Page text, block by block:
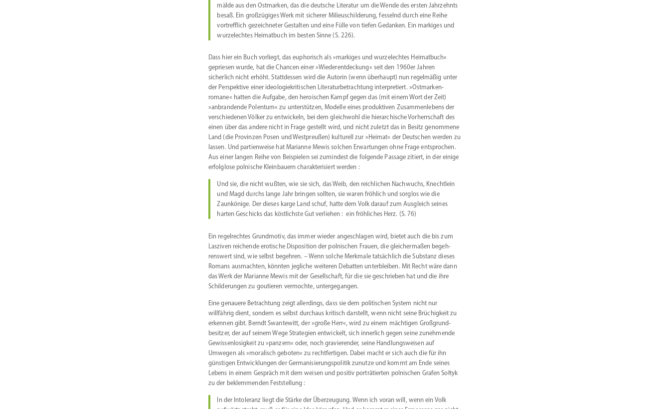
mälde aus den Ostmarken, das die deutsche Literatur um die Wende des ersten Jahrzehnts
besaß. Ein großzü­giges Werk mit sicherer Milieu­schil­derung, fesselnd durch eine Reihe
vortrefflich gezeich­neter Gestalten und eine Fülle von tiefen Gedanken. Ein markiges und
wurzel­echtes Heimatbuch im besten Sinne (S. 226).
Dass hier ein Buch vorliegt, das eupho­risch als »markiges und wurzel­echtes Heimatbuch«
gepriesen wurde, hat die Chancen einer »Wieder­ent­de­ckung« seit den 1960er Jahren
sicherlich nicht erhöht. Statt­dessen wird die Autorin (wenn überhaupt) nun regel­mäßig unter
der Perspektive einer ideolo­gie­kri­ti­schen Litera­tur­be­trachtung inter­pre­tiert. »Ostmar­ken­
romane« hatten die Aufgabe, den heroi­schen Kampf gegen das (mit einem Wort der Zeit)
»anbran­dende Polentum« zu unter­stützen, Modelle eines produk­tiven Zusam­men­lebens der
verschie­denen Völker zu entwi­ckeln, bei dem gleichwohl die hie­rarchische Vorherr­schaft des
einen über das andere nicht in Frage gestellt wird, und nicht zuletzt das in Besitz genommene
Land (die Provinzen Posen und Westpreußen) kulturell zur »Heimat« der Deutschen werden zu
lassen. Und partien­weise hat Marianne Mewis solchen Erwar­tungen ohne Frage entsprochen.
Aus einer langen Reihe von Beispielen sei zumindest die folgende Passage zitiert, in der einige
erfolglose polnische Klein­bauern charak­te­ri­siert werden :
Und sie, die nicht wußten, wie sie sich, das Weib, den reich­lichen Nachwuchs, Knechtlein
und Magd durchs lange Jahr bringen sollten, sie waren fröhlich und sorglos wie die
Zaunkönige. Der dieses karge Land schuf, hatte dem Volk darauf zum Ausgleich seines
harten Geschicks das köstlichste Gut verliehen : ein fröhliches Herz. (S. 76)
Ein regel­rechtes Grund­motiv, das immer wieder angeschlagen wird, bietet auch die bis zum
Lasziven reichende erotische Dispo­sition der polni­schen Frauen, die gleicher­maßen begeh­
renswert sind, wie selbst begehren. – Wenn solche Merkmale tatsächlich die Substanz dieses
Romans ausmachten, könnten jegliche weiteren Debatten unter­bleiben. Mit Recht wäre dann
das Werk der Marianne Mewis mit der Gesell­schaft, für die sie geschrieben hat und die ihre
Schil­de­rungen zu goutieren vermochte, untergegangen.
Eine genauere Betrachtung zeigt aller­dings, dass sie dem politi­schen System nicht nur
willfährig dient, sondern es selbst durchaus kritisch darstellt, wenn nicht seine Brüchigkeit zu
erkennen gibt. Berndt Swantewitt, der »große Herr«, wird zu einem mächtigen Großgrund­
besitzer, der auf seinem Wege Strategien entwi­ckelt, sich innerlich gegen seine zuneh­mende
Gewis­sen­lo­sigkeit zu »panzern« oder, noch gravie­render, seine Handlungs­weisen auf
Umwegen als »moralisch geboten« zu recht­fer­tigen. Dabei macht er sich auch die für ihn
günstigen Entwick­lungen der Germa­ni­sie­rungs­po­litik zunutze und kommt am Ende seines
Lebens in einem Gespräch mit dem weisen und positiv porträ­tierten polni­schen Grafen Sołtyk
zu der beklem­menden Feststellung :
In der Intoleranz liegt die Stärke der Überzeugung. Wenn ich voran will, wenn ein Volk